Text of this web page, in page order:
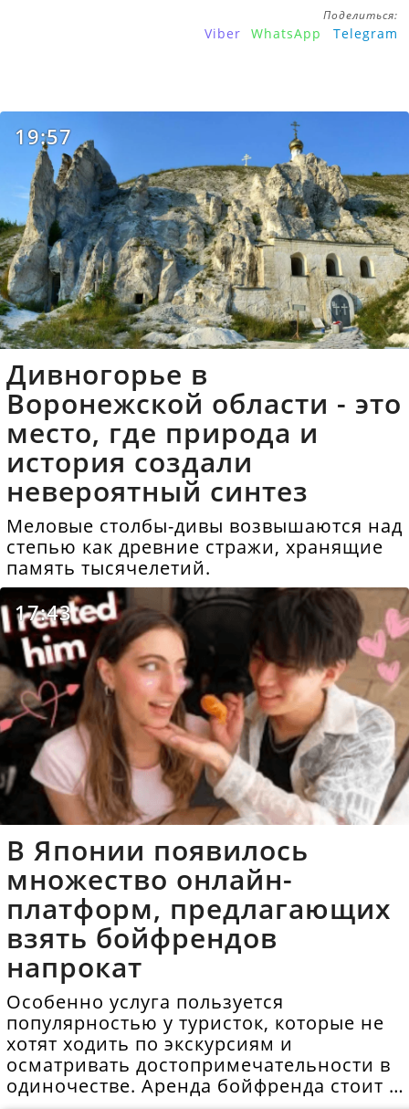
Поделиться:
Viber WhatsApp Telegram
19:57
Дивногорье в
Воронежской области - это
место, где природа и
история создали
невероятный синтез
Меловые столбы-дивы возвышаются над
степью как древние стражи, хранящие
память тысячелетий.
17:43
В Японии появилось
множество онлайн-
платформ, предлагающих
взять бойфрендов
напрокат
Особенно услуга пользуется
популярностью у туристок, которые не
хотят ходить по экскурсиям и
осматривать достопримечательности в
одиночестве. Аренда бойфренда стоит в